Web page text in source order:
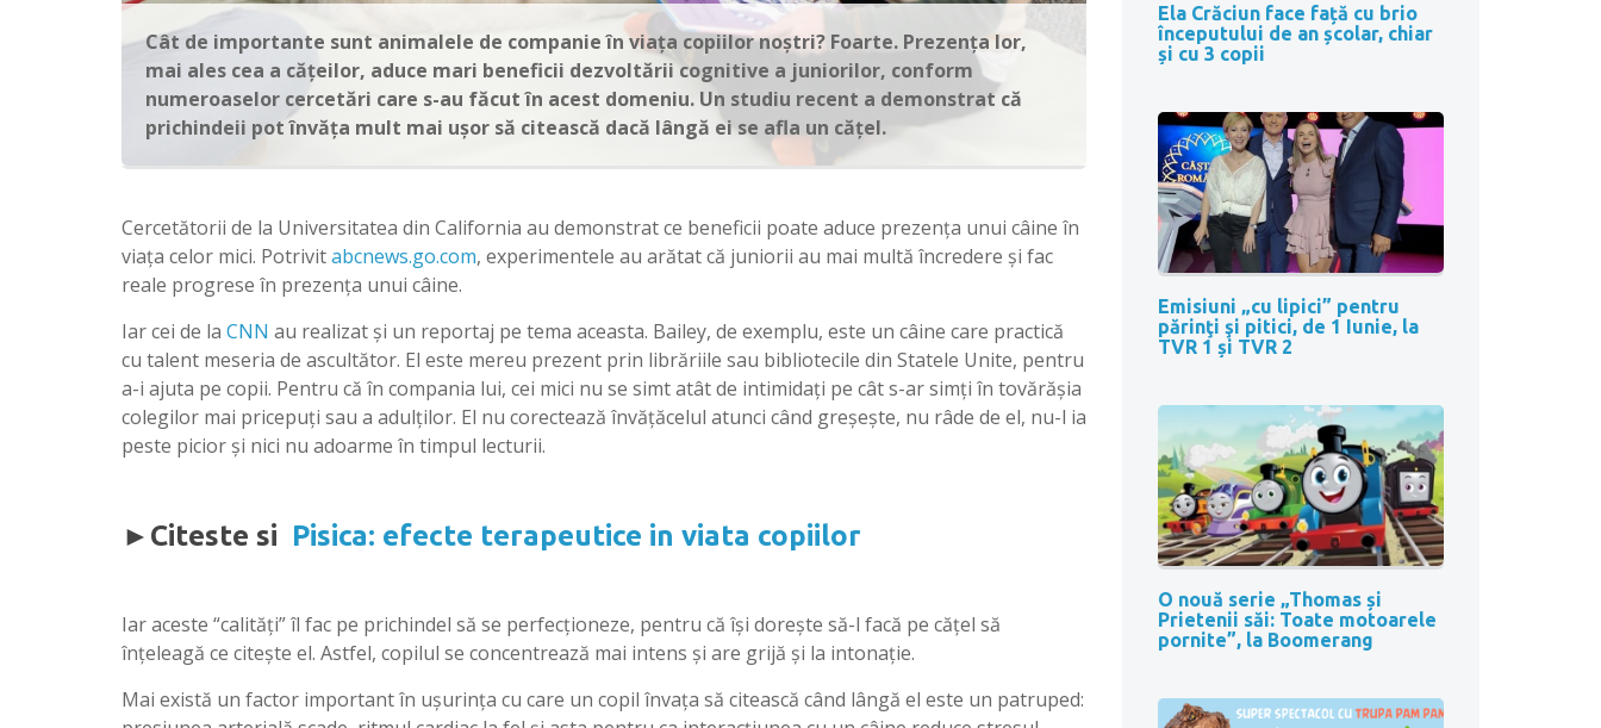
Cât de importante sunt animalele de companie în viaţa copiilor noştri? Foarte. Prezenţa lor,
mai ales cea a căţeilor, aduce mari beneficii dezvoltării cognitive a juniorilor, conform
numeroaselor cercetări care s-au făcut în acest domeniu. Un studiu recent a demonstrat că
prichindeii pot învăţa mult mai uşor să citească dacă lângă ei se afla un căţel.
Cercetătorii de la Universitatea din California au demonstrat ce beneficii poate aduce prezenţa unui câine în
viaţa celor mici. Potrivitabcnews.go.com, experimentele au arătat că juniorii au mai multă încredere şi fac
reale progrese în prezenţa unui câine.
Iar cei de la CNN au realizat şi un reportaj pe tema aceasta. Bailey, de exemplu, este un câine care practică
cu talent meseria de ascultător. El este mereu prezent prin librăriile sau bibliotecile din Statele Unite, pentru
a-i ajuta pe copii. Pentru că în compania lui, cei mici nu se simt atât de intimidaţi pe cât s-ar simţi în tovărăşia
colegilor mai pricepuţi sau a adulţilor. El nu corectează învăţăcelul atunci când greşeşte, nu râde de el, nu-l ia
peste picior şi nici nu adoarme în timpul lecturii.
►Citeste si Pisica: efecte terapeutice in viata copiilor
Iar aceste “calităţi” îl fac pe prichindel să se perfecţioneze, pentru că îşi doreşte să-l facă pe căţel să
înţeleagă ce citeşte el. Astfel, copilul se concentrează mai intens şi are grijă şi la intonaţie.
Mai există un factor important în uşurinţa cu care un copil învaţa să citească când lângă el este un patruped:
Ela Crăciun face față cu brio
începutului de an școlar, chiar
și cu 3 copii
Emisiuni „cu lipici” pentru
părinţi şi pitici, de 1 Iunie, la
TVR 1 și TVR 2
O nouă serie „Thomas și
Prietenii săi: Toate motoarele
pornite”, la Boomerang